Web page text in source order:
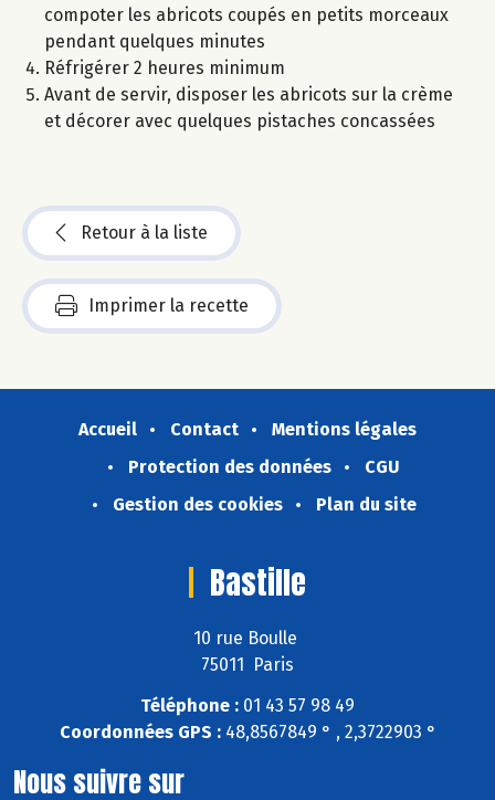
compoter les abricots coupés en petits morceaux
pendant quelques minutes
Réfrigérer 2 heures minimum
Avant de servir, disposer les abricots sur la crème
et décorer avec quelques pistaches concassées
Retour à la liste
Imprimer la recette
Accueil Contact
Mentions légales
Protection des données
CGU
Gestion des cookies
Plan du site
Bastille
10 rue Boulle
75011 Paris
Téléphone : 01 43 57 98 49
Coordonnées GPS :48,8567849 ° , 2,3722903 °
Nous suivre sur